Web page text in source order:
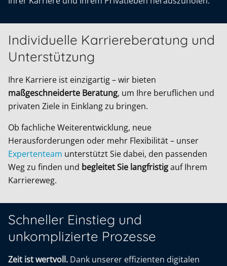
Individuelle Karriereberatung und
Unterstützung
Ihre Karriere ist einzigartig – wir bieten
maßgeschneiderte Beratung, um Ihre beruflichen und
privaten Ziele in Einklang zu bringen.
Ob fachliche Weiterentwicklung, neue
Herausforderungen oder mehr Flexibilität – unser
Expertenteam unterstützt Sie dabei, den passenden
Weg zu finden und begleitet Sie langfristigauf Ihrem
Karriereweg.
Schneller Einstieg und
unkomplizierte Prozesse
Zeit ist wertvoll. Dank unserer effizienten digitalen